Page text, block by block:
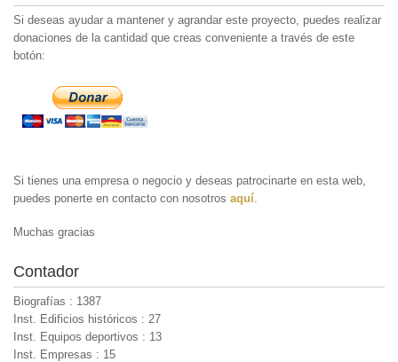
Si deseas ayudar a mantener y agrandar este proyecto, puedes realizar
donaciones de la cantidad que creas conveniente a través de este
botón:
Si tienes una empresa o negocio y deseas patrocinarte en esta web,
puedes ponerte en contacto con nosotros aquí
Muchas gracias
Contador
Biografías : 1387
Inst. Edificios históricos : 27
Inst. Equipos deportivos : 13
Inst. Empresas : 15